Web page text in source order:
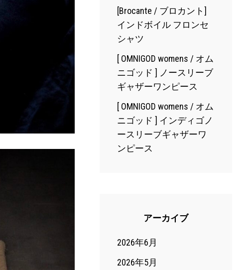
[Brocante / ブロカント]
インドボイル フロンセ
シャツ
[ OMNIGOD womens / オム
ニゴッド ] ノースリーブ
ギャザーワンピース
[ OMNIGOD womens / オム
ニゴッド ] インディゴノ
ースリーブギャザーワ
ンピース
アーカイブ
2026年6月
2026年5月